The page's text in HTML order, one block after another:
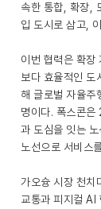
속한 통합, 확장,
입 도시로 삼고,
이번 협력은 확장
보다 효율적인 도
해 글로벌 자율주
명이다. 폭스콘
과 도심을 잇는
노선으로 서비스
가오슝 시장 천
교통과 피지컬 AI